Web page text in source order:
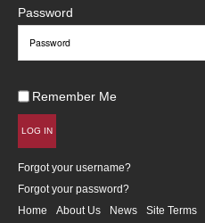
Password
Remember Me
LOG IN
Forgot your username?
Forgot your password?
Home
About Us News Site Terms